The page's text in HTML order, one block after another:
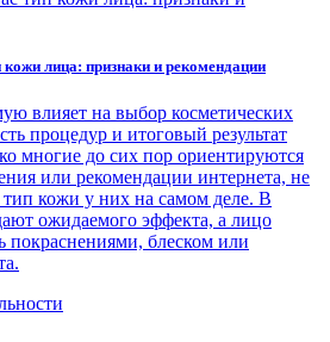
лица: признаки и рекомендации
влияет на выбор косметических
процедур и итоговый результат
многие до сих пор ориентируются
или рекомендации интернета, не
кожи у них на самом деле. В
ожидаемого эффекта, а лицо
покраснениями, блеском или